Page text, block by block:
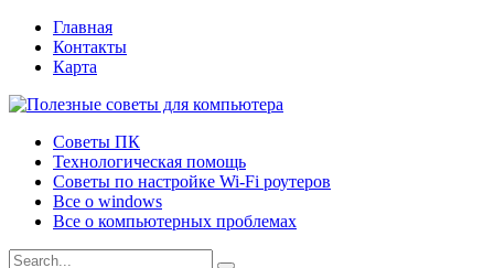
Главная
Контакты
Карта
Советы ПК
Технологическая помощь
Советы по настройке Wi-Fi роутеров
Все о windows
Все о компьютерных проблемах